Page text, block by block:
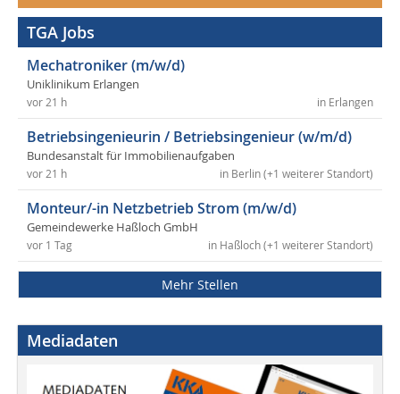
TGA Jobs
Mechatroniker (m/w/d)
Uniklinikum Erlangen
in Erlangen
vor 21 h
Betriebsingenieurin / Betriebsingenieur (w/m/d)
Bundesanstalt für Immobilienaufgaben
in Berlin (+1 weiterer Standort)
vor 21 h
Monteur/-in Netzbetrieb Strom (m/w/d)
Gemeindewerke Haßloch GmbH
in Haßloch (+1 weiterer Standort)
vor 1 Tag
Mehr Stellen
Mediadaten